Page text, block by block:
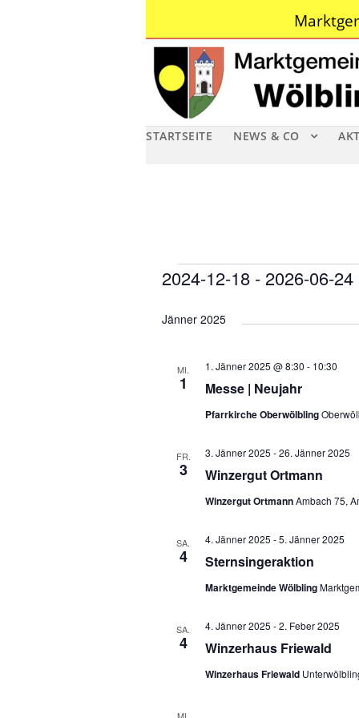
STARTSEITE NEWS & CO
V
e
a
u
n
2024-12-18 - 2026-06-24
a
Jänner 2025
MI.
1 Messe | Neujahr
1. Jänner 2025 @ 8:30 - 10:30
Pfarrkirche Oberwölbling
FR.
3 Winzergut Ortmann
3. Jänner 2025 -26. Jänner 2025
Winzergut OrtmannAmbach 75,
SA.
4 Sternsingeraktion
4. Jänner 2025 -5. Jänner 2025
Marktgemeinde Wölbling
SA.
4 Winzerhaus Friewald
4. Jänner 2025 -2. Feber 2025
Winzerhaus Friewald